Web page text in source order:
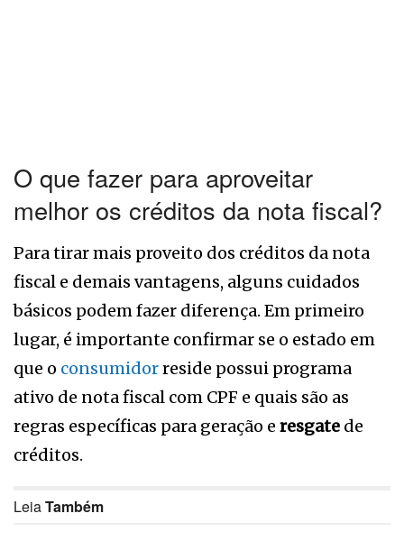
O que fazer para aproveitar
melhor os créditos da nota fiscal?
Para tirar mais proveito dos créditos da nota
fiscal e demais vantagens, alguns cuidados
básicos podem fazer diferença. Em primeiro
lugar, é importante confirmar se o estado em
que o consumidorreside possui programa
ativo de nota fiscal com CPF e quais são as
regras específicas para geração e resgate de
créditos.
LeiaTambém